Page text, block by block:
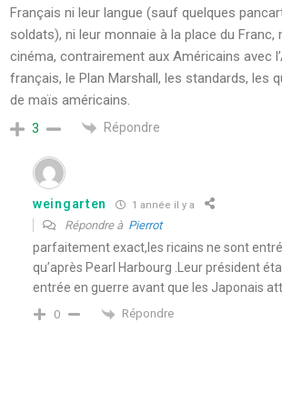
Français ni leur langue (sauf quelques
soldats), ni leur monnaie à la place du Franc,
cinéma, contrairement aux Américains avec
français, le Plan Marshall, les standards, les
de maïs américains.
3 Répondre
weingarten 1 année il y a
Répondre à Pierrot
parfaitement exact,les ricains ne sont
qu’après Pearl Harbourg .Leur président
entrée en guerre avant que les Japonais
0 Répondre